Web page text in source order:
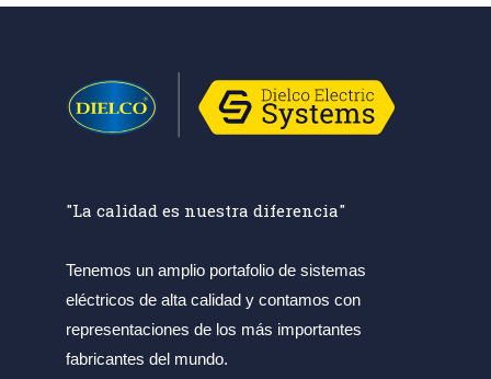
"La calidad es nuestra diferencia"
Tenemos un amplio portafolio de sistemas
eléctricos de alta calidad y contamos con
representaciones de los más importantes
fabricantes del mundo.